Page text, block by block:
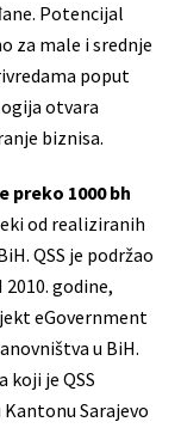
Potencijal
za male i srednje
poput
otvara
biznisa.
1000 bh
od realiziranih
QSS je podržao
godine,
eGovernment
u BiH.
je QSS
Sarajevo